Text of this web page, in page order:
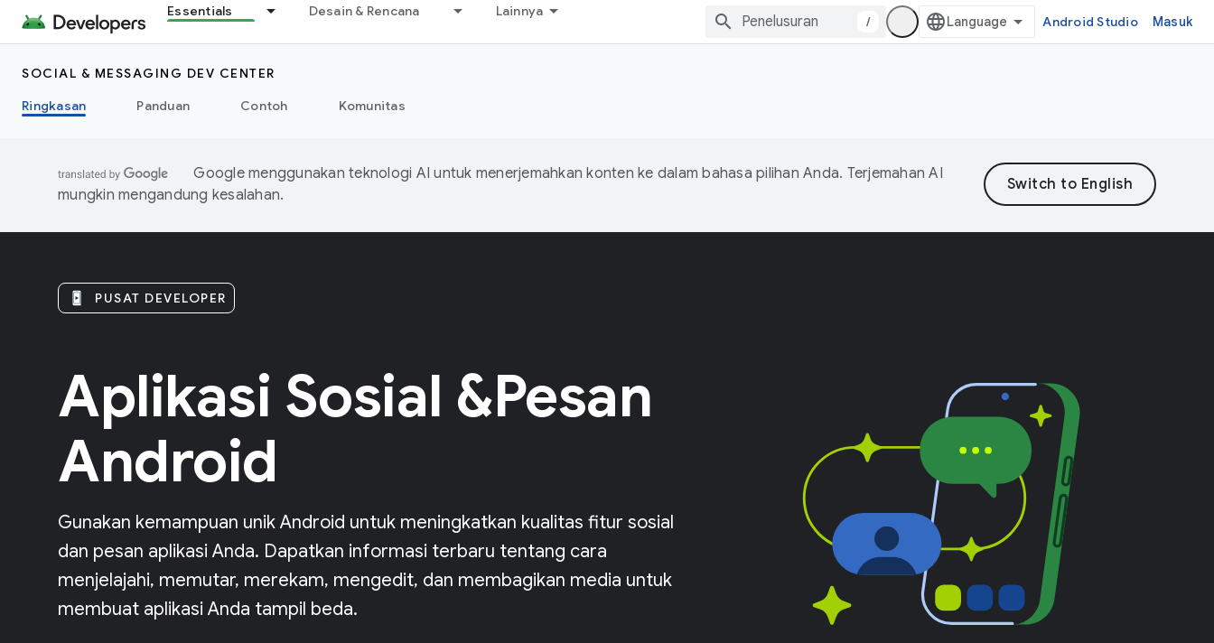
Essentials Desain & Rencana Lainnya
/ Android Studio Masuk
SOCIAL & MESSAGING DEV CENTER
Ringkasan
Panduan Contoh Komunitas
Google menggunakan teknologi AI untuk menerjemahkan konten ke dalam bahasa pilihan Anda. Terjemahan AI
mungkin mengandung kesalahan.
PUSAT DEVELOPER
Aplikasi Sosial &Pesan
Android
Gunakan kemampuan unik Android untuk meningkatkan kualitas fitur sosial
dan pesan aplikasi Anda. Dapatkan informasi terbaru tentang cara
menjelajahi, memutar, merekam, mengedit, dan membagikan media untuk
membuat aplikasi Anda tampil beda.